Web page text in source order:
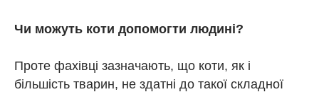
Чи можуть коти допомогти людині?
Проте фахівці зазначають, що коти, як і
більшість тварин, не здатні до такої складної